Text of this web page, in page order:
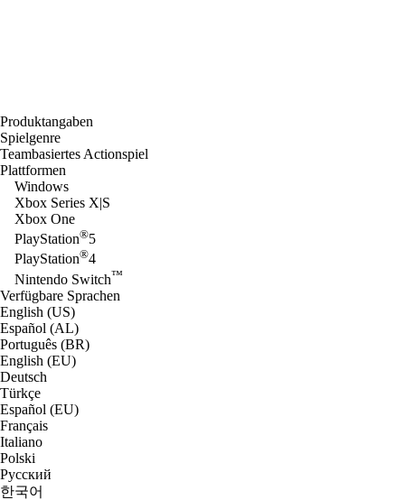
Produktangaben
Spielgenre
Teambasiertes Actionspiel
Plattformen
Windows
Xbox Series X|S
Xbox One
PlayStation®5
PlayStation®4
Nintendo Switch™
Verfügbare Sprachen
English (US)
Español (AL)
Português (BR)
English (EU)
Deutsch
Türkçe
Español (EU)
Français
Italiano
Polski
Русский
한국어